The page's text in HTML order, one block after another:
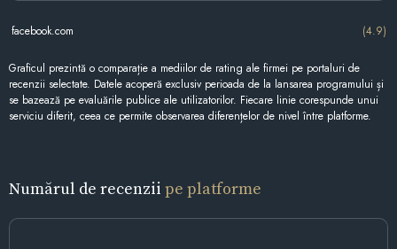
facebook.com (4.9)
Graficul prezintă o comparație a mediilor de rating ale firmei pe portaluri de
recenzii selectate. Datele acoperă exclusiv perioada de la lansarea programului și
se bazează pe evaluările publice ale utilizatorilor. Fiecare linie corespunde unui
serviciu diferit, ceea ce permite observarea diferențelor de nivel între platforme.
Numărul de recenzii pe platforme